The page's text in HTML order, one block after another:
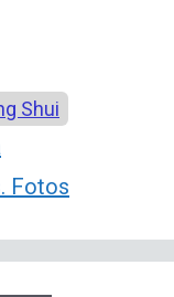
Shui
Fotos